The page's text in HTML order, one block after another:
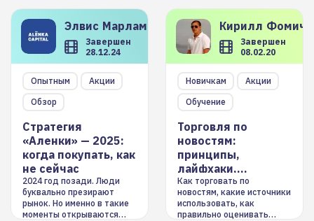
Элвис Марламов
Завершен
28.12.24
Опытным
Акции
Обзор
Стратегия
«Аленки» — 2025:
когда покупать, как
не сейчас
2024 год позади. Люди
буквально презирают
рынок. Но именно в такие
моменты открываются
Кирилл
Завершен
08.02.20
Новичкам
Акции
Обучение
Торговля по
новостям:
принципы,
лайфхаки,
инструменты
Как торговать по
новостям, какие источники
использовать, как
правильно оценивать